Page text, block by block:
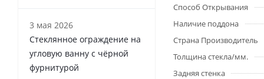
Способ Открывания
Наличие поддона
Страна Производитель
Толщина стекла/мм.
Задняя стенка
3 мая 2026
Стеклянное ограждение на
угловую ванну с чёрной
фурнитурой